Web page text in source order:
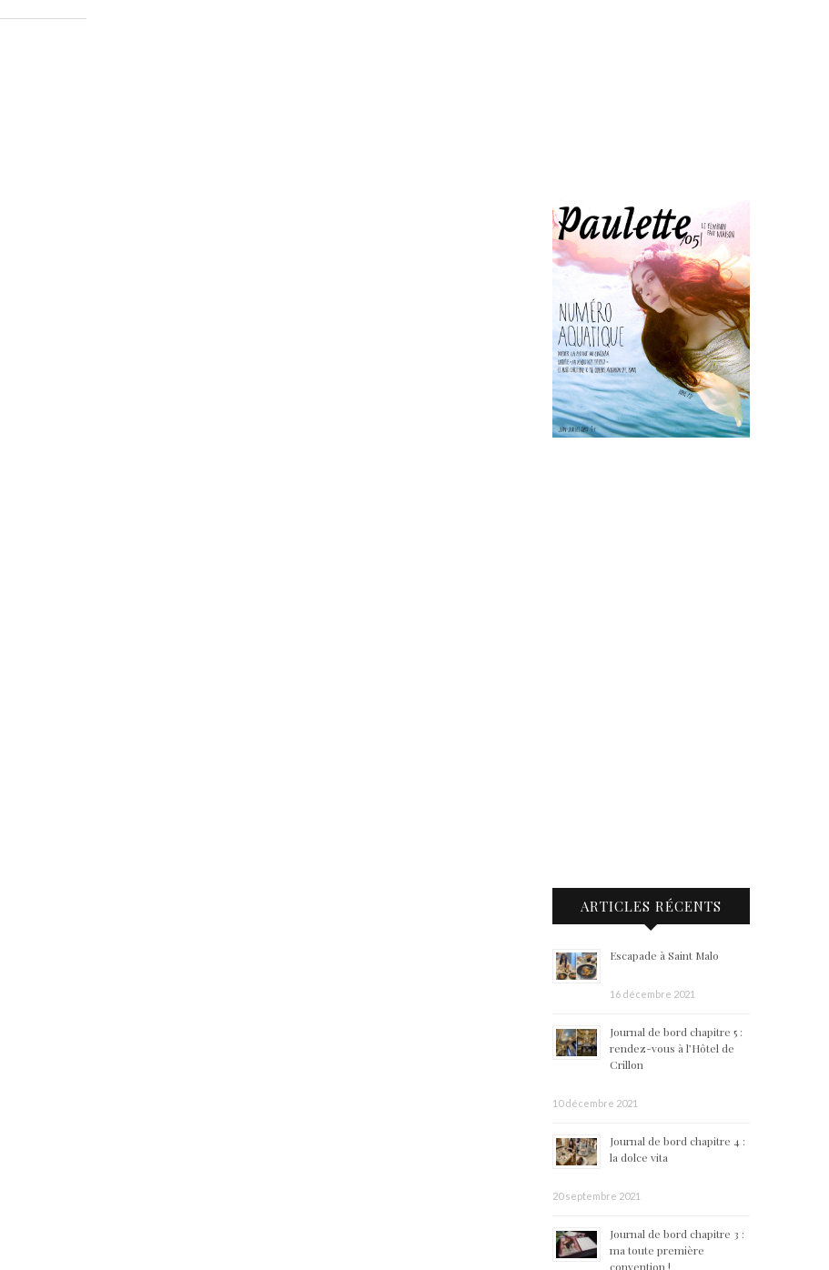
ARTICLES RÉCENTS
Escapade à Saint Malo
16 décembre 2021
Journal de bord chapitre 5 :
rendez-vous à l’Hôtel de
Crillon
10 décembre 2021
Journal de bord chapitre 4 :
la dolce vita
20 septembre 2021
Journal de bord chapitre 3 :
ma toute première
convention !